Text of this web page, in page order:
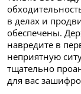
в делах и
обеспечены.
навредите в
неприятную
тщательно
для вас